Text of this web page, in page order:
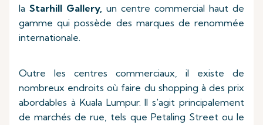
la Starhill Gallery, un centre commercial haut de
gamme qui possède des marques de renommée
internationale.
Outre les centres commerciaux, il existe de
nombreux endroits où faire du shopping à des prix
abordables à Kuala Lumpur. Il s'agit principalement
de marchés de rue, tels que Petaling Street ou le